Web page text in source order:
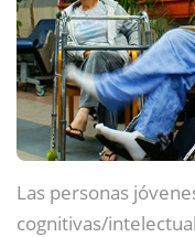
Las personas
cognitivas/